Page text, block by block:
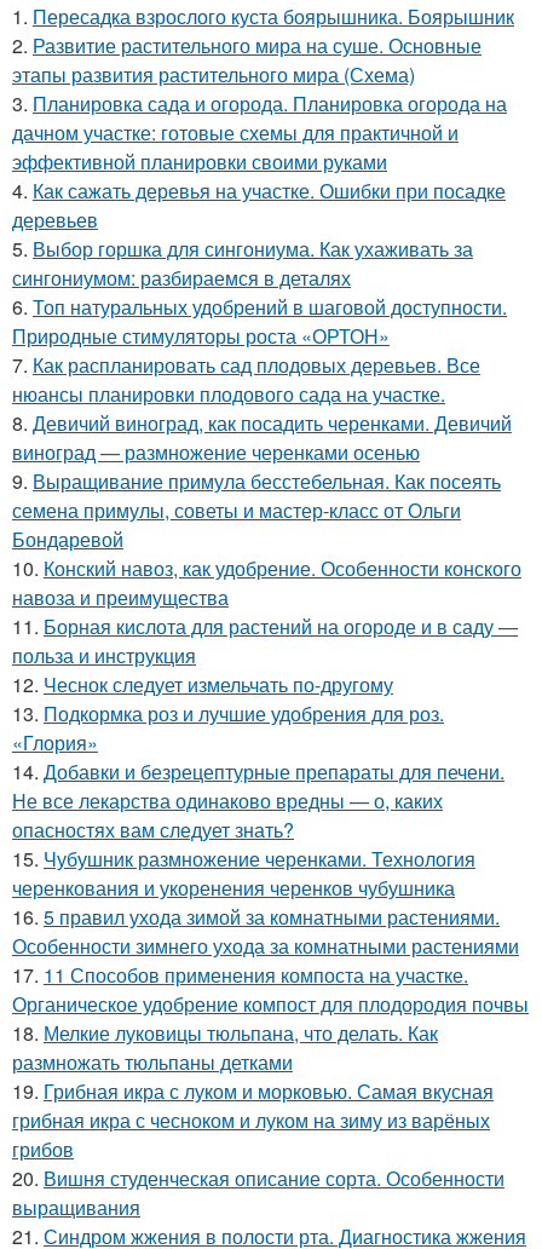
1. Пересадка взрослого куста боярышника. Боярышник
2. Развитие растительного мира на суше. Основные
этапы развития растительного мира (Схема)
3. Планировка сада и огорода. Планировка огорода на
дачном участке: готовые схемы для практичной и
эффективной планировки своими руками
4. Как сажать деревья на участке. Ошибки при посадке
деревьев
5. Выбор горшка для сингониума. Как ухаживать за
сингониумом: разбираемся в деталях
6. Топ натуральных удобрений в шаговой доступности.
Природные стимуляторы роста «ОРТОН»
7. Как распланировать сад плодовых деревьев. Все
нюансы планировки плодового сада на участке.
8. Девичий виноград, как посадить черенками. Девичий
виноград — размножение черенками осенью
9. Выращивание примула бесстебельная. Как посеять
семена примулы, советы и мастер-класс от Ольги
Бондаревой
10. Конский навоз, как удобрение. Особенности конского
навоза и преимущества
11. Борная кислота для растений на огороде и в саду —
польза и инструкция
12. Чеснок следует измельчать по-другому
13. Подкормка роз и лучшие удобрения для роз.
«Глория»
14. Добавки и безрецептурные препараты для печени.
Не все лекарства одинаково вредны — о, каких
опасностях вам следует знать?
15. Чубушник размножение черенками. Технология
черенкования и укоренения черенков чубушника
16. 5 правил ухода зимой за комнатными растениями.
Особенности зимнего ухода за комнатными растениями
17. 11 Способов применения компоста на участке.
Органическое удобрение компост для плодородия почвы
18. Мелкие луковицы тюльпана, что делать. Как
размножать тюльпаны детками
19. Грибная икра с луком и морковью. Самая вкусная
грибная икра с чесноком и луком на зиму из варёных
грибов
20. Вишня студенческая описание сорта. Особенности
выращивания
21. Синдром жжения в полости рта. Диагностика жжения